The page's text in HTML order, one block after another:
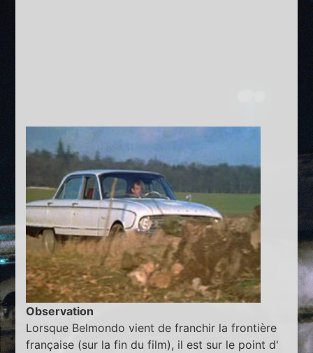
Observation
Lorsque Belmondo vient de franchir la frontière
française (sur la fin du film), il est sur le point d'